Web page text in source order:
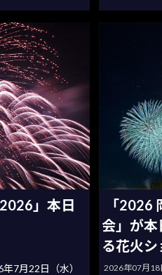
」本日
7月22日（水）
「2026
会」が
る花火シ
2026年07月18